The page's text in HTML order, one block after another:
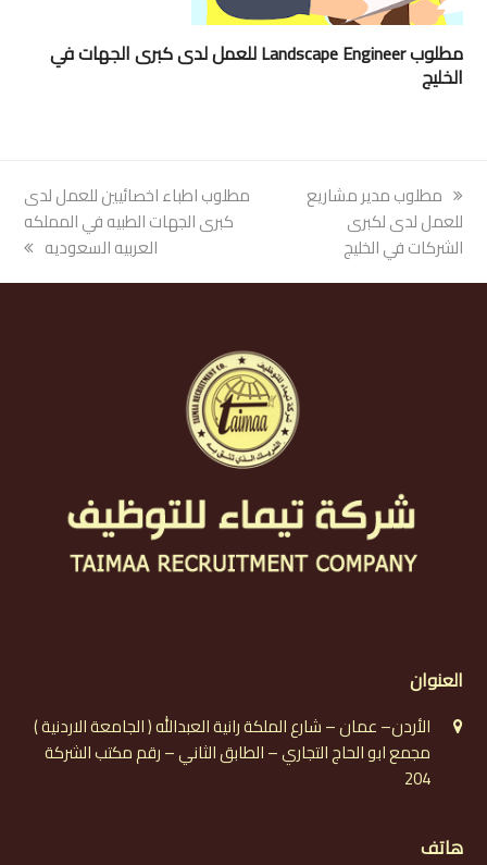
مطلوب Landscape Engineer للعمل لدى كبرى الجهات في
الخليج
previous
post:
مطلوب مدير مشاريع
للعمل لدى لكبرى
الشركات في الخليج
next
post:
مطلوب اطباء اخصائيين للعمل لدى
كبرى الجهات الطبيه في المملكه
العربيه السعوديه
العنوان
الأردن– عمان – شارع الملكة رانية العبدالله ( الجامعة الاردنية )
مجمع ابو الحاج التجاري – الطابق الثاني – رقم مكتب الشركة
204
هاتف